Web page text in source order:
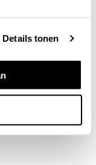
Details tonen